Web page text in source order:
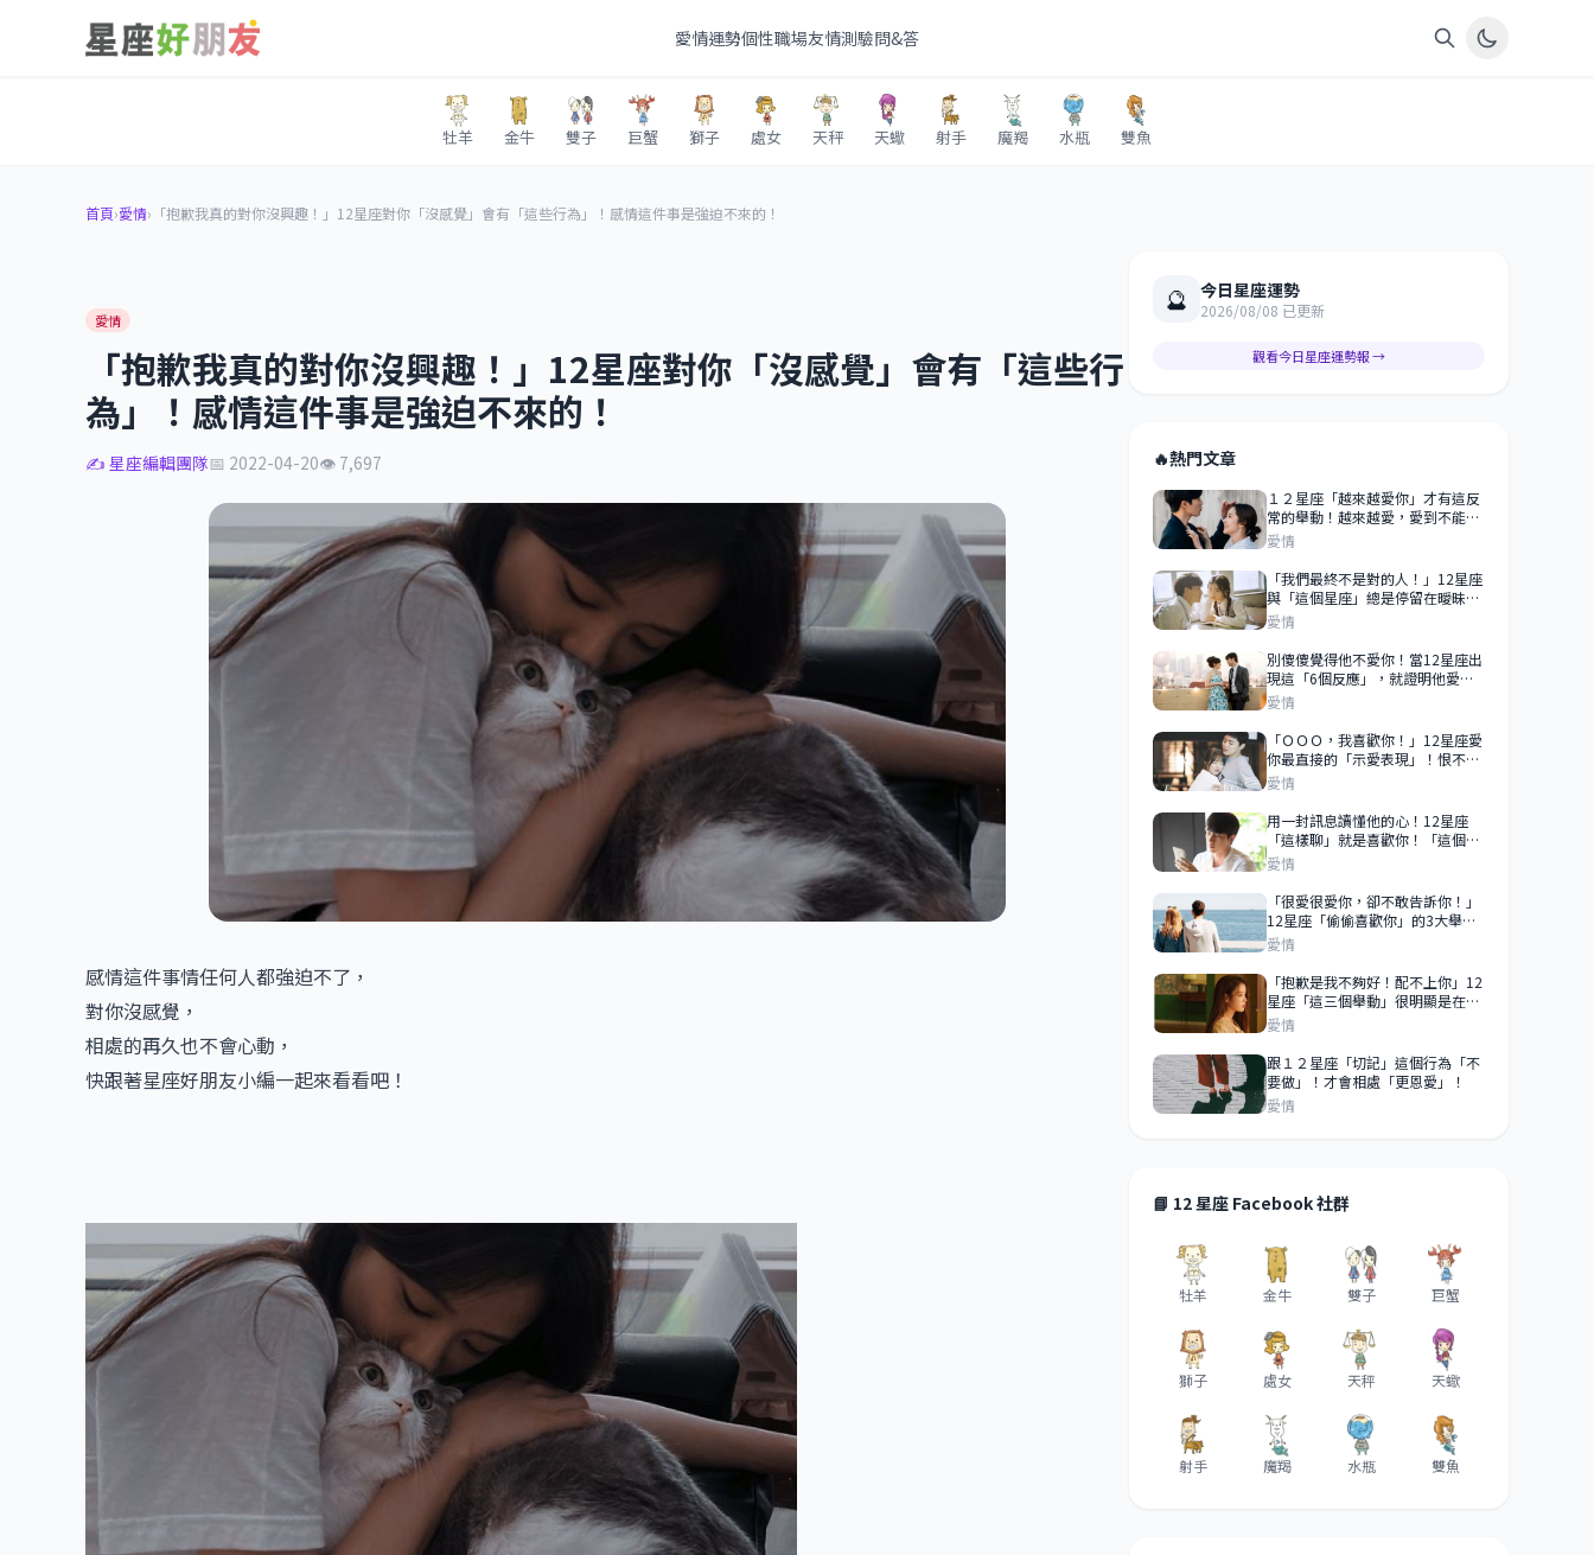
愛情運勢個性職場友情測驗問&答
牡羊 金牛 雙子 巨蟹 獅子 處女 天秤 天蠍 射手 魔羯 水瓶 雙魚
首頁›愛情› 「抱歉我真的對你沒興趣！」12星座對你「沒感覺」會有「這些行為」！感情這件事是強迫不來的！
愛情
「抱歉我真的對你沒興趣！」12星座對你「沒感覺」會有「這些行
為」！感情這件事是強迫不來的！
✍️ 星座編輯團隊📅 2022-04-20👁 7,697
感情這件事情任何人都強迫不了，
對你沒感覺，
相處的再久也不會心動，
快跟著星座好朋友小編一起來看看吧！
🔮 今日星座運勢
2026/08/08 已更新
觀看今日星座運勢報 →
🔥熱門文章
１２星座「越來越愛你」才有這反
常的舉動！越來越愛，愛到不能
「失去」你！
愛情
「我們最終不是對的人！」12星座
與「這個星座」總是停留在曖昧階
段，你們的戀情很難開花結果！
愛情
別傻傻覺得他不愛你！當12星座出
現這「6個反應」，就證明他愛你
愛到深處！
愛情
「ＯＯＯ，我喜歡你！」12星座愛
你最直接的「示愛表現」！恨不得
昭告天下「你是我的」！
愛情
用一封訊息讀懂他的心！12星座
「這樣聊」就是喜歡你！「這個星
座」越喜歡你越不會秒回！
愛情
「很愛很愛你，卻不敢告訴你！」
12星座「偷偷喜歡你」的3大舉
動！巨蟹偷偷觀察你、天秤在你面
前求表現！
愛情
「抱歉是我不夠好！配不上你」12
星座「這三個舉動」很明顯是在拒
絕你？
愛情
跟１２星座「切記」這個行為「不
要做」！才會相處「更恩愛」！
愛情
📘 12 星座 Facebook 社群
牡羊 金牛 雙子 巨蟹
獅子 處女 天秤 天蠍
射手 魔羯 水瓶 雙魚